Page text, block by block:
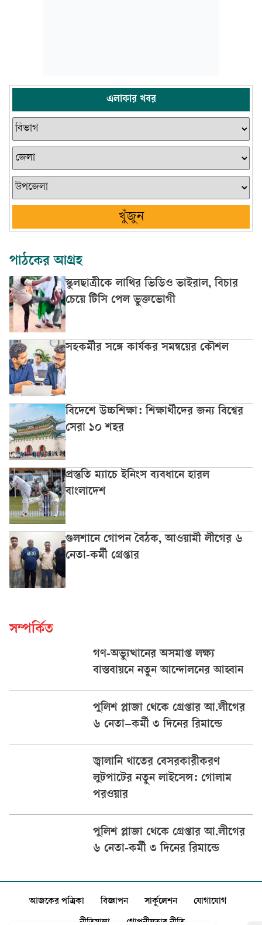
এলাকার খবর
খুঁজুন
পাঠকের আগ্রহ
স্কুলছাত্রীকে লাথির ভিডিও ভাইরাল, বিচার
চেয়ে টিসি পেল ভুক্তভোগী
সহকর্মীর সঙ্গে কার্যকর সমন্বয়ের কৌশল
বিদেশে উচ্চশিক্ষা: শিক্ষার্থীদের জন্য বিশ্বের
সেরা ১০ শহর
প্রস্তুতি ম্যাচে ইনিংস ব্যবধানে হারল
বাংলাদেশ
গুলশানে গোপন বৈঠক, আওয়ামী লীগের ৬
নেতা-কর্মী গ্রেপ্তার
সম্পর্কিত
গণ-অভ্যুত্থানের অসমাপ্ত লক্ষ্য
বাস্তবায়নে নতুন আন্দোলনের আহ্বান
পুলিশ প্লাজা থেকে গ্রেপ্তার আ.লীগের
৬ নেতা–কর্মী ৩ দিনের রিমান্ডে
জ্বালানি খাতের বেসরকারীকরণ
লুটপাটের নতুন লাইসেন্স: গোলাম
পরওয়ার
পুলিশ প্লাজা থেকে গ্রেপ্তার আ.লীগের
৬ নেতা-কর্মী ৩ দিনের রিমান্ডে
আজকের পত্রিকা বিজ্ঞাপন সার্কুলেশন যোগাযোগ
নীতিমালা গোপনীয়তার নীতি